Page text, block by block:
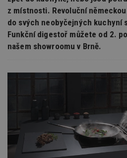
z místnosti. Revoluční
do svých neobyčejných kuchyní
Funkční digestoř můžete od 2.
našem showroomu v Brně.